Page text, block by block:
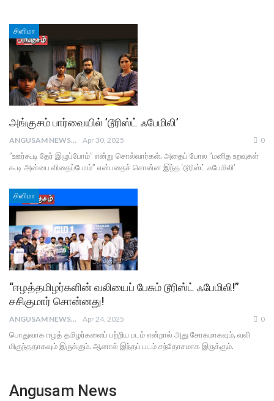
சினிமா
அங்குசம் பார்வையில் ’டூரிஸ்ட் ஃபேமிலி’
ANGUSAM NEWS Apr 30, 2025 0
”ஊர்கூடி தேர் இழுப்போம்” என்று சொல்வார்கள். அதைப் போல ”மனித உறவுகள்
கூடி அன்பை விதைப்போம்” என்பதைச் சொன்ன இந்த ‘டூரிஸ்ட் ஃபேமிலி’
சினிமா
“ஈழத்தமிழர்களின் வலியைப் பேசும் டூரிஸ்ட் ஃபேமிலி!”
சசிகுமார் சொன்னது!
ANGUSAM NEWS Apr 24, 2025 0
பொதுவாக ஈழத் தமிழர்களைப் பற்றிய படம் என்றால் அது சோகமாகவும், வலி
மிகுந்ததாகவும் இருக்கும். ஆனால் இந்தப் படம் சந்தோசமாக இருக்கும்.
Angusam News